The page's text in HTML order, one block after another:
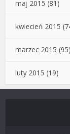
maj 2015 (81)
kwiecień 2015
marzec 2015 (95)
luty 2015 (19)